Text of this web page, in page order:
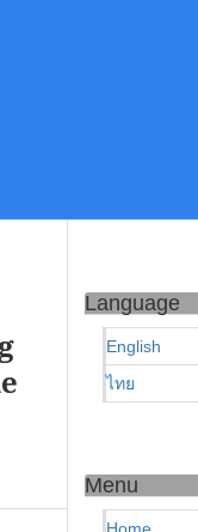
Language
English
ไทย
Menu